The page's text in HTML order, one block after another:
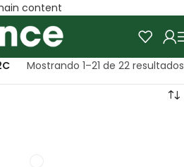
content
Mostrando 1–21 de 22 resultados